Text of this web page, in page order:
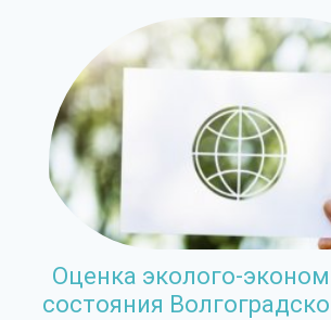
Оценка эколого-
состояния